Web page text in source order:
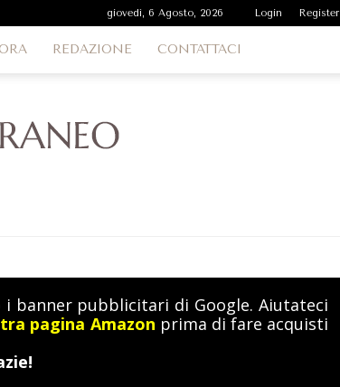
giovedì, 6 Agosto, 2026 Login Register
REDAZIONE CONTATTACI
banner pubblicitari di Google. Aiutateci
pagina Amazon prima di fare acquisti